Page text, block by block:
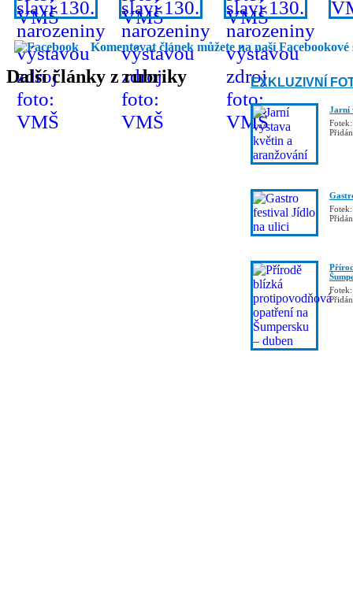
Komentovat článek můžete na naší Facebookové
Další články z rubriky EXKLUZIVNÍ
Jarní